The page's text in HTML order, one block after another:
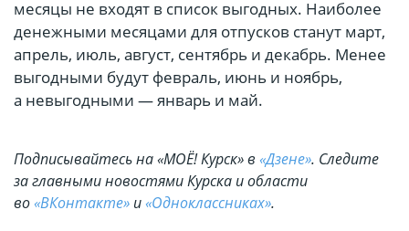
месяцы не входят в список выгодных. Наиболее
денежными месяцами для отпусков станут март,
апрель, июль, август, сентябрь и декабрь. Менее
выгодными будут февраль, июнь и ноябрь,
а невыгодными — январь и май.
Подписывайтесь на «МОЁ! Курск» в «Дзене». Cледите
за главными новостями Курска и области
во«ВКонтакте» и«Одноклассниках».